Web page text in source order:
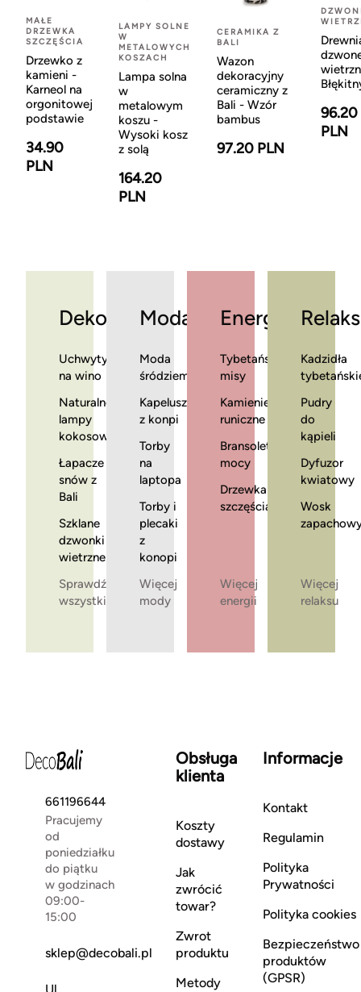
MAŁE
DRZEWKA
SZCZĘŚCIA
Drzewko z
kamieni -
Karneol na
orgonitowej
podstawie
34.90
PLN
LAMPY SOLNE
W
METALOWYCH
KOSZACH
Lampa solna
w
metalowym
koszu -
Wysoki kosz
z solą
164.20
PLN
CERAMIKA Z
BALI
Wazon
dekoracyjny
ceramiczny z
Bali - Wzór
bambus
97.20 PLN
96.20
PLN
Dekoracje
Uchwyty
na wino
Naturalne
lampy
kokosowe
Łapacze
snów z
Bali
Szklane
dzwonki
wietrzne
Sprawdź
wszystkie
Moda
Moda
śródziemnomorska
Kapelusze
z konpi
Torby
na
laptopa
Torby i
plecaki
z
konopi
Więcej
mody
Energia
Tybetańskie
misy
Kamienie
runiczne
Bransoletki
mocy
Drzewka
szczęścia
Więcej
energii
Relaks
Kadzidła
Pudry
do
kąpieli
Dyfuzor
kwiatowy
Wosk
Więcej
relaksu
661196644
Pracujemy
od
poniedziałku
do piątku
w godzinach
09:00-
15:00
sklep@decobali.pl
Obsługa
klienta
Koszty
dostawy
Jak
zwrócić
towar?
Zwrot
produktu
Metody
Informacje
Kontakt
Regulamin
Polityka
Prywatności
Polityka cookies
Bezpieczeństwo
produktów
(GPSR)